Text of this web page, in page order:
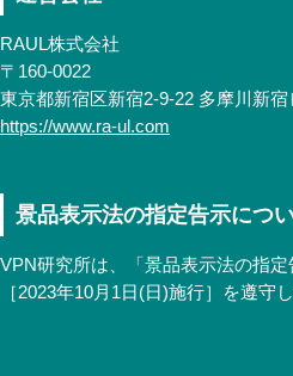
RAUL株式会社
〒160-0022
東京都新宿区新宿2-9-22 多摩川新宿
https://www.ra-ul.com
景品表示法の指定告示につ
VPN研究所は、「景品表示法の指定
［2023年10月1日(日)施行］を遵守